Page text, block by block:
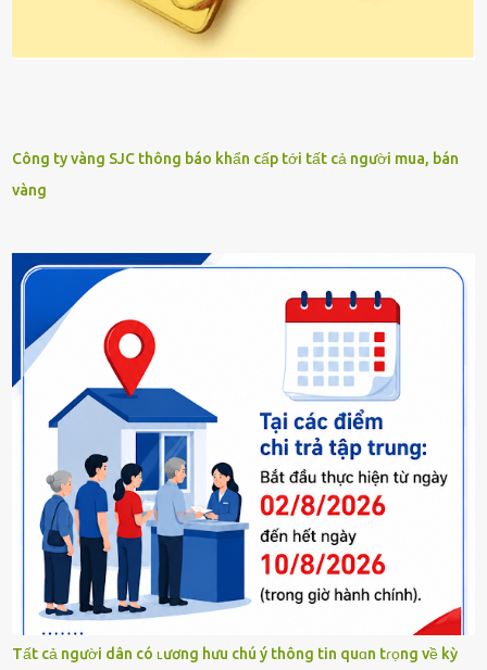
Công ty vàng SJC thông báo khẩn cấp tới tất cả người mua, bán
vàng
Tất cả người dân có ʟương hưu chú ý thông tin quɑn tɾọng về kỳ